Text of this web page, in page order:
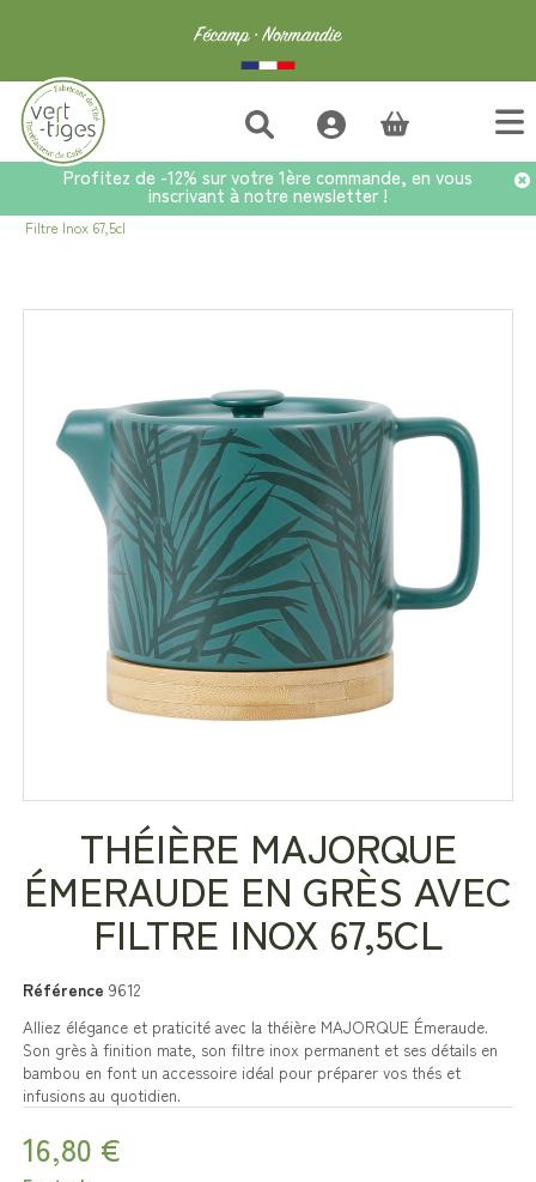
Profitez de -12% sur votre 1ère commande, en vous
inscrivant à notre newsletter !
Bonnes affaires > Théière MAJORQUE Émeraude en Grès avec
Filtre Inox 67,5cl
THÉIÈRE MAJORQUE
ÉMERAUDE EN GRÈS AVEC
FILTRE INOX 67,5CL
Référence 9612
Alliez élégance et praticité avec la théière MAJORQUE Émeraude.
Son grès à finition mate, son filtre inox permanent et ses détails en
bambou en font un accessoire idéal pour préparer vos thés et
infusions au quotidien.
16,80 €